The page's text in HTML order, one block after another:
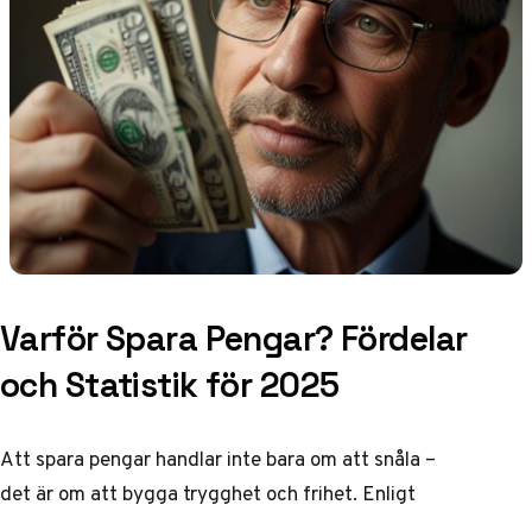
Varför Spara Pengar? Fördelar
och Statistik för 2025
Att spara pengar handlar inte bara om att snåla –
det är om att bygga trygghet och frihet. Enligt